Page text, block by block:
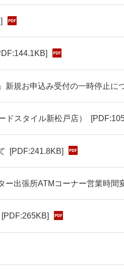
新規お申込み受付の一時停止に
ドスタイル新松戸店）
[PDF:241.8KB]
ー出張所ATMコーナー営業時間
[PDF:265KB]